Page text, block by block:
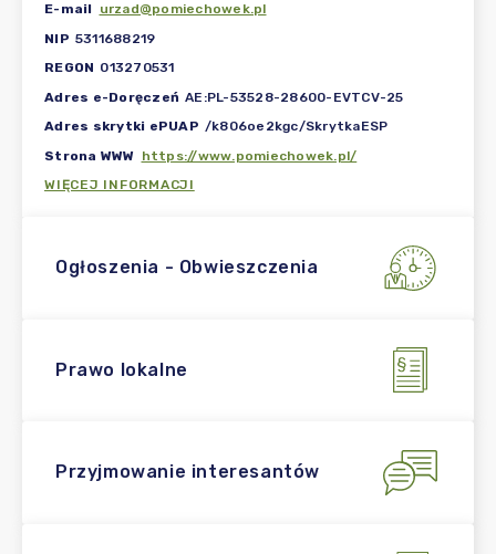
E-mail
urzad@pomiechowek.pl
NIP 5311688219
REGON 013270531
Adres e-Doręczeń AE:PL-53528-28600-EVTCV-25
Adres skrytki ePUAP /k806oe2kgc/SkrytkaESP
Strona WWW https://www.pomiechowek.pl/
WIĘCEJ INFORMACJI
Ogłoszenia - Obwieszczenia
Prawo lokalne
Przyjmowanie interesantów